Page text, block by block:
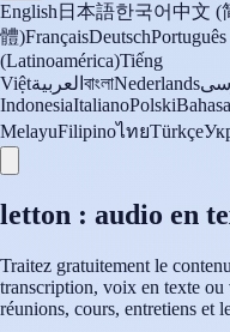
English 日本語한국어中文 (
體)FrançaisDeutsch
(Latinoamérica)Tiếng
Việtالعربية বাংলাNederlands
IndonesiaItalianoPolskiBahasa
MelayuFilipinoไทยTürkçe
letton : audio en
Traitez gratuitement le
transcription, voix en texte
réunions, cours, entretiens et